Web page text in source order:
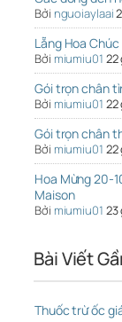
Bởi nguoiaylaai
Lẵng Hoa
Bởi miumiu01 22
Gói trọn chân
Bởi miumiu01 22
Gói trọn chân
Bởi miumiu01 22
Hoa Mừng 20-
Maison
Bởi miumiu01 23
Bài Viết
Thuốc trừ ốc